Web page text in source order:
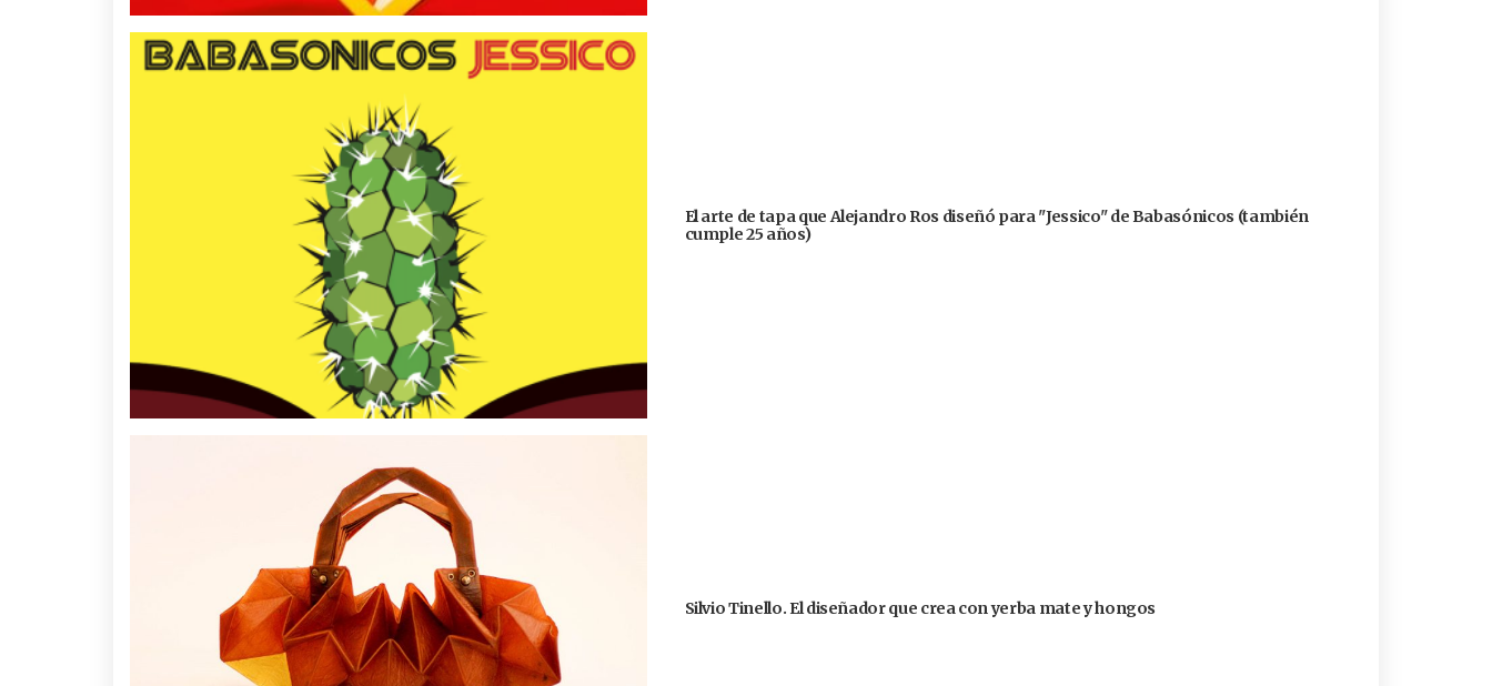
El arte de tapa que Alejandro Ros diseñó para "Jessico" de Babasónicos (también
cumple 25 años)
Silvio Tinello. El diseñador que crea con yerba mate y hongos